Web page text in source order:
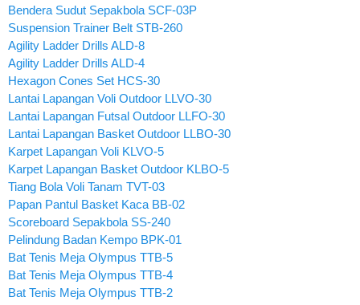
Bendera Sudut Sepakbola SCF-03P
Suspension Trainer Belt STB-260
Agility Ladder Drills ALD-8
Agility Ladder Drills ALD-4
Hexagon Cones Set HCS-30
Lantai Lapangan Voli Outdoor LLVO-30
Lantai Lapangan Futsal Outdoor LLFO-30
Lantai Lapangan Basket Outdoor LLBO-30
Karpet Lapangan Voli KLVO-5
Karpet Lapangan Basket Outdoor KLBO-5
Tiang Bola Voli Tanam TVT-03
Papan Pantul Basket Kaca BB-02
Scoreboard Sepakbola SS-240
Pelindung Badan Kempo BPK-01
Bat Tenis Meja Olympus TTB-5
Bat Tenis Meja Olympus TTB-4
Bat Tenis Meja Olympus TTB-2